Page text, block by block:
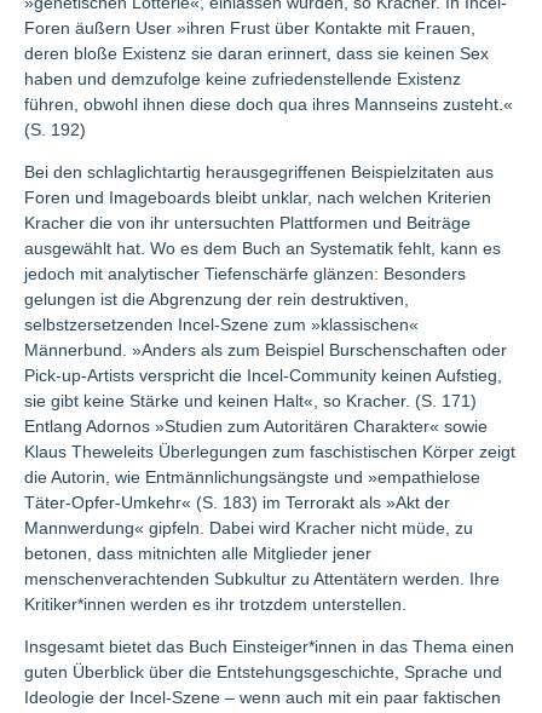
Foren äußern User »ihren Frust über Kontakte mit Frauen,
deren bloße Existenz sie daran erinnert, dass sie keinen Sex
haben und demzufolge keine zufriedenstellende Existenz
führen, obwohl ihnen diese doch qua ihres Mannseins zusteht.«
(S. 192)
Bei den schlaglichtartig herausgegriffenen Beispielzitaten aus
Foren und Imageboards bleibt unklar, nach welchen Kriterien
Kracher die von ihr untersuchten Plattformen und Beiträge
ausgewählt hat. Wo es dem Buch an Systematik fehlt, kann es
jedoch mit analytischer Tiefenschärfe glänzen: Besonders
gelungen ist die Abgrenzung der rein destruktiven,
selbstzersetzenden Incel-Szene zum »klassischen«
Männerbund. »Anders als zum Beispiel Burschenschaften oder
Pick-up-Artists verspricht die Incel-Community keinen Aufstieg,
sie gibt keine Stärke und keinen Halt«, so Kracher. (S. 171)
Entlang Adornos »Studien zum Autoritären Charakter« sowie
Klaus Theweleits Überlegungen zum faschistischen Körper zeigt
die Autorin, wie Entmännlichungsängste und »empathielose
Täter-Opfer-Umkehr« (S. 183) im Terrorakt als »Akt der
Mannwerdung« gipfeln. Dabei wird Kracher nicht müde, zu
betonen, dass mitnichten alle Mitglieder jener
menschenverachtenden Subkultur zu Attentätern werden. Ihre
Kritiker*innen werden es ihr trotzdem unterstellen.
Insgesamt bietet das Buch Einsteiger*innen in das Thema einen
guten Überblick über die Entstehungsgeschichte, Sprache und
Ideologie der Incel-Szene – wenn auch mit ein paar faktischen